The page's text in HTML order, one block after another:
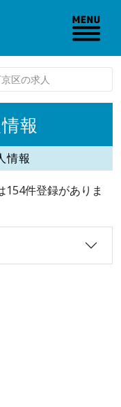
区の求人
報
情報
件登録がありま